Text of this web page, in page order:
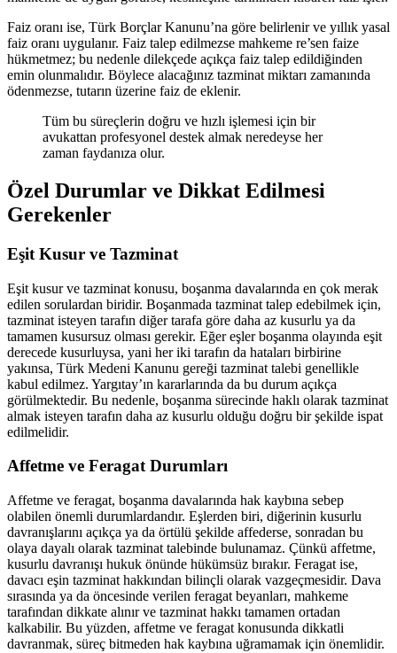
Faiz oranı ise, Türk Borçlar Kanunu’na göre belirlenir ve yıllık yasal
faiz oranı uygulanır. Faiz talep edilmezse mahkeme re’sen faize
hükmetmez; bu nedenle dilekçede açıkça faiz talep edildiğinden
emin olunmalıdır. Böylece alacağınız tazminat miktarı zamanında
ödenmezse, tutarın üzerine faiz de eklenir.
Tüm bu süreçlerin doğru ve hızlı işlemesi için bir
avukattan profesyonel destek almak neredeyse her
zaman faydanıza olur.
Özel Durumlar ve Dikkat Edilmesi
Gerekenler
Eşit Kusur ve Tazminat
Eşit kusur ve tazminat konusu, boşanma davalarında en çok merak
edilen sorulardan biridir. Boşanmada tazminat talep edebilmek için,
tazminat isteyen tarafın diğer tarafa göre daha az kusurlu ya da
tamamen kusursuz olması gerekir. Eğer eşler boşanma olayında eşit
derecede kusurluysa, yani her iki tarafın da hataları birbirine
yakınsa, Türk Medeni Kanunu gereği tazminat talebi genellikle
kabul edilmez. Yargıtay’ın kararlarında da bu durum açıkça
görülmektedir. Bu nedenle, boşanma sürecinde haklı olarak tazminat
almak isteyen tarafın daha az kusurlu olduğu doğru bir şekilde ispat
edilmelidir.
Affetme ve Feragat Durumları
Affetme ve feragat, boşanma davalarında hak kaybına sebep
olabilen önemli durumlardandır. Eşlerden biri, diğerinin kusurlu
davranışlarını açıkça ya da örtülü şekilde affederse, sonradan bu
olaya dayalı olarak tazminat talebinde bulunamaz. Çünkü affetme,
kusurlu davranışı hukuk önünde hükümsüz bırakır. Feragat ise,
davacı eşin tazminat hakkından bilinçli olarak vazgeçmesidir. Dava
sırasında ya da öncesinde verilen feragat beyanları, mahkeme
tarafından dikkate alınır ve tazminat hakkı tamamen ortadan
kalkabilir. Bu yüzden, affetme ve feragat konusunda dikkatli
davranmak, süreç bitmeden hak kaybına uğramamak için önemlidir.